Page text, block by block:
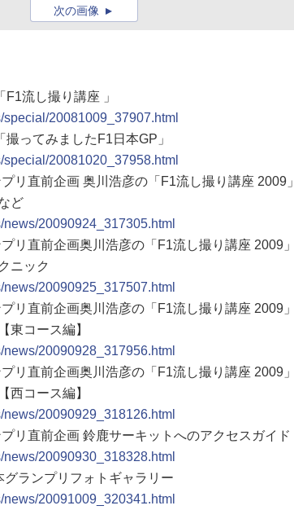
次の画像
流し撮り講座 」
20081009_37907.html
ってみましたF1日本GP」
20081020_37958.html
リ直前企画 奥川浩彦の「F1流し撮り講座 2009」
ど
20090924_317305.html
リ直前企画奥川浩彦の「F1流し撮り講座 2009」
ニック
20090925_317507.html
リ直前企画奥川浩彦の「F1流し撮り講座 2009」
東コース編】
20090928_317956.html
リ直前企画奥川浩彦の「F1流し撮り講座 2009」
西コース編】
20090929_318126.html
リ直前企画 鈴鹿サーキットへのアクセスガイド
20090930_318328.html
グランプリフォトギャラリー
20091009_320341.html